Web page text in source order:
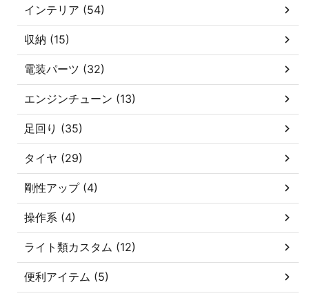
インテリア (54)
収納 (15)
電装パーツ (32)
エンジンチューン (13)
足回り (35)
タイヤ (29)
剛性アップ (4)
操作系 (4)
ライト類カスタム (12)
便利アイテム (5)